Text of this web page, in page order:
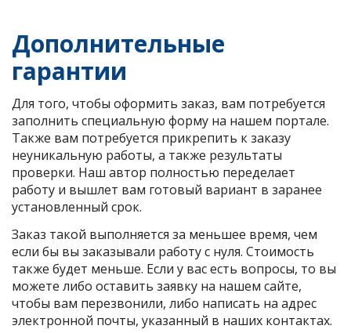
Дополнительные
гарантии
Для того, чтобы оформить заказ, вам потребуется
заполнить специальную форму на нашем портале.
Также вам потребуется прикрепить к заказу
неуникальную работы, а также результаты
проверки. Наш автор полностью переделает
работу и вышлет вам готовый вариант в заранее
установленный срок.
Заказ такой выполняется за меньшее время, чем
если бы вы заказывали работу с нуля. Стоимость
также будет меньше. Если у вас есть вопросы, то вы
можете либо оставить заявку на нашем сайте,
чтобы вам перезвонили, либо написать на адрес
электронной почты, указанный в наших контактах.